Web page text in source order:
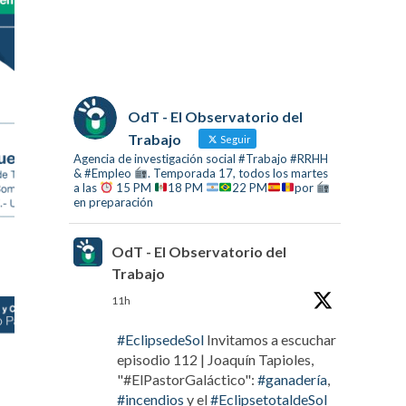
OdT - El Observatorio del
Trabajo
Seguir
Agencia de investigación social #Trabajo #RRHH
& #Empleo
. Temporada 17, todos los martes
a las
15 PM 18 PM 22 PM
por
en preparación
OdT - El Observatorio del
Trabajo
11h
#EclipsedeSol Invitamos a escuchar
episodio 112 | Joaquín Tapioles,
"#ElPastorGaláctico": #ganadería,
#incendios y el#EclipsetotaldeSol